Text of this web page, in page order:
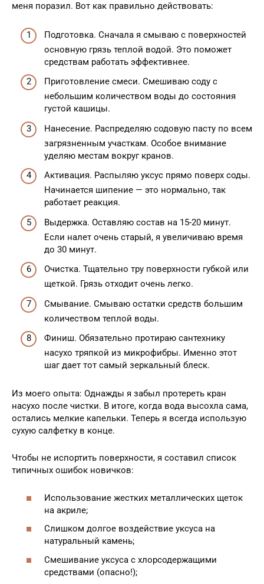
меня поразил. Вот как правильно действовать:
Подготовка. Сначала я смываю с поверхностей
основную грязь теплой водой. Это поможет
средствам работать эффективнее.
Приготовление смеси. Смешиваю соду с
небольшим количеством воды до состояния
густой кашицы.
Нанесение. Распределяю содовую пасту по всем
загрязненным участкам. Особое внимание
уделяю местам вокруг кранов.
Активация. Распыляю уксус прямо поверх соды.
Начинается шипение — это нормально, так
работает реакция.
Выдержка. Оставляю состав на 15-20 минут.
Если налет очень старый, я увеличиваю время
до 30 минут.
Очистка. Тщательно тру поверхности губкой или
щеткой. Грязь отходит очень легко.
Смывание. Смываю остатки средств большим
количеством теплой воды.
Финиш. Обязательно протираю сантехнику
насухо тряпкой из микрофибры. Именно этот
шаг дает тот самый зеркальный блеск.
Из моего опыта: Однажды я забыл протереть кран
насухо после чистки. В итоге, когда вода высохла сама,
остались мелкие капельки. Теперь я всегда использую
сухую салфетку в конце.
Чтобы не испортить поверхности, я составил список
типичных ошибок новичков:
Использование жестких металлических щеток
на акриле;
Слишком долгое воздействие уксуса на
натуральный камень;
Смешивание уксуса с хлорсодержащими
средствами (опасно!);